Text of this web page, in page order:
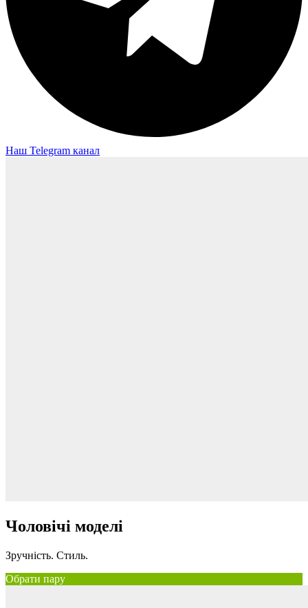
Наш Telegram канал
Чоловічі моделі
Зручність. Стиль.
Обрати пару